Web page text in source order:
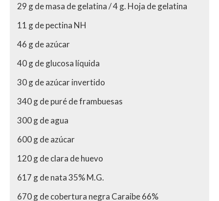
29 g de masa de gelatina / 4 g. Hoja de gelatina
11 g de pectina NH
46 g de azúcar
40 g de glucosa líquida
30 g de azúcar invertido
340 g de puré de frambuesas
300 g de agua
600 g de azúcar
120 g de clara de huevo
617 g de nata 35% M.G.
670 g de cobertura negra Caraibe 66%